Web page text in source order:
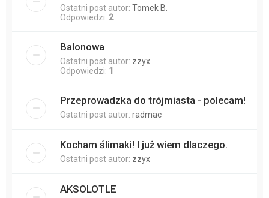
Ostatni post autor: Tomek B.
Odpowiedzi: 2
Balonowa
Ostatni post autor: zzyx
Odpowiedzi: 1
Przeprowadzka do trójmiasta - polecam!
Ostatni post autor: radmac
Kocham ślimaki! I już wiem dlaczego.
Ostatni post autor: zzyx
AKSOLOTLE